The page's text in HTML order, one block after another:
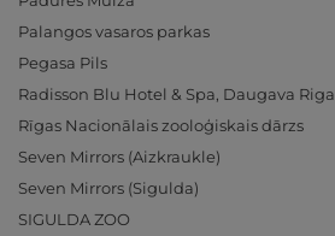
Palangos vasaros parkas
Pegasa Pils
Radisson Blu Hotel & Spa, Daugava Riga
Rīgas Nacionālais zooloģiskais dārzs
Seven Mirrors (Aizkraukle)
Seven Mirrors (Sigulda)
SIGULDA ZOO